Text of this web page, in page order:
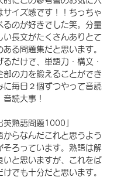
サイズ感です！！ちっちゃ
るのが好きでした笑。分量
い長文がたくさんありとて
ある問題集だと思います。
るだけで、単語力・構文・
部の力を鍛えることができ
に毎日２個ずつやって音読
音読大事！
英熟語問題1000」
からなんだこれと思うよう
そろっています。熟語は解
いと思いますが、これをば
けでも十分だと思います。